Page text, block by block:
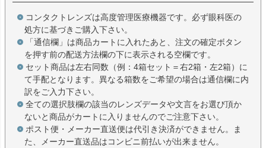
コンタクトレンズは高度管理医療機器です。必ず眼科医の
処方に基づきご購入下さい。
「通信欄」は商品カートに入れたあと、注文の確定ボタン
を押す前の配送方法欄の下に表示される空欄です。
セット商品は左右同数（例：4箱セット＝右2箱・左2箱）に
て手配となります。異なる箱数をご希望の場合は通信欄に内
訳をご入力下さい。
全ての選択肢欄の該当のレンズデータや文言をお選び頂か
ないと商品がカートに入りませんのでご注意下さい。
ポスト便・メーカー直送便は代引き決済ができません。ま
た、メーカー直送品はコンビニ前払いが出来ません。